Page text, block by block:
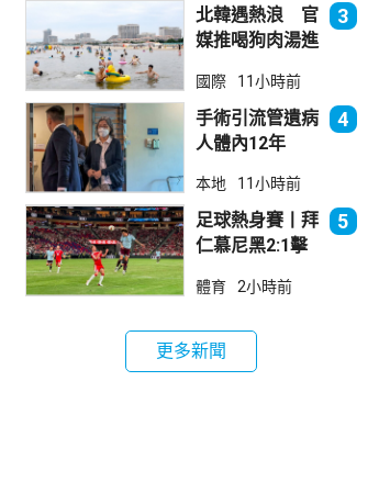
你」
北韓遇熱浪 官
媒推喝狗肉湯進
3
國際 11小時前
手術引流管遺病
人體內12年
業失當除牌1個
月
4
本地 11小時前
足球熱身賽丨拜
仁慕尼黑2:1擊
5
體育 2小時前
更多新聞